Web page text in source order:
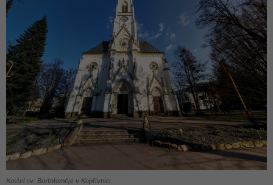
Kostel sv. Bartoloměje v Kopřivnici